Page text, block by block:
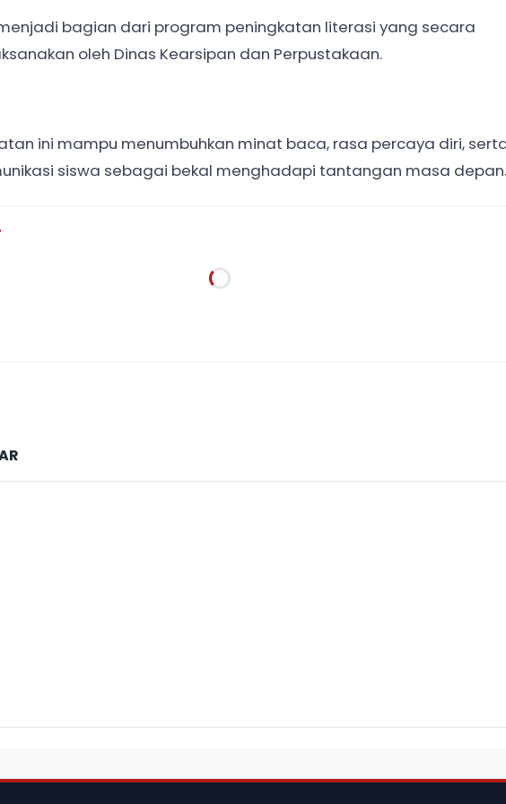
bagian dari program peningkatan literasi yang secara
oleh Dinas Kearsipan dan Perpustakaan.
ini mampu menumbuhkan minat baca, rasa percaya diri,
siswa sebagai bekal menghadapi tantangan masa depan.